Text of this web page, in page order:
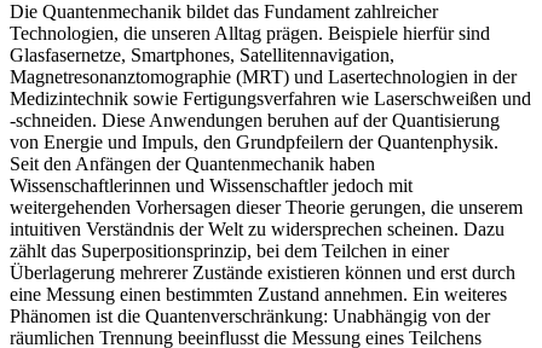
Die Quantenmechanik bildet das Fundament zahlreicher
Technologien, die unseren Alltag prägen. Beispiele hierfür sind
Glasfasernetze, Smartphones, Satellitennavigation,
Magnetresonanztomographie (MRT) und Lasertechnologien in der
Medizintechnik sowie Fertigungsverfahren wie Laserschweißen und
-schneiden. Diese Anwendungen beruhen auf der Quantisierung
von Energie und Impuls, den Grundpfeilern der Quantenphysik. ​
Seit den Anfängen der Quantenmechanik haben
Wissenschaftlerinnen und Wissenschaftler jedoch mit
weitergehenden Vorhersagen dieser Theorie gerungen, die unserem
intuitiven Verständnis der Welt zu widersprechen scheinen. Dazu
zählt das Superpositionsprinzip, bei dem Teilchen in einer
Überlagerung mehrerer Zustände existieren können und erst durch
eine Messung einen bestimmten Zustand annehmen. Ein weiteres
Phänomen ist die Quantenverschränkung: Unabhängig von der
räumlichen Trennung beeinflusst die Messung eines Teilchens